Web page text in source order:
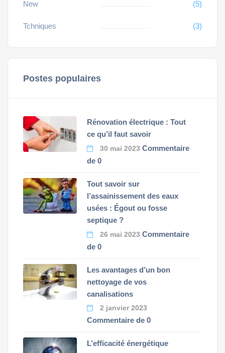
New (5)
Tchniques (3)
Postes populaires
Rénovation électrique : Tout
ce qu’il faut savoir
30 mai 2023 Commentaire
de 0
Tout savoir sur
l’assainissement des eaux
usées : Égout ou fosse
septique ?
26 mai 2023 Commentaire
de 0
Les avantages d’un bon
nettoyage de vos
canalisations
2 janvier 2023
Commentaire de 0
L’efficacité énergétique